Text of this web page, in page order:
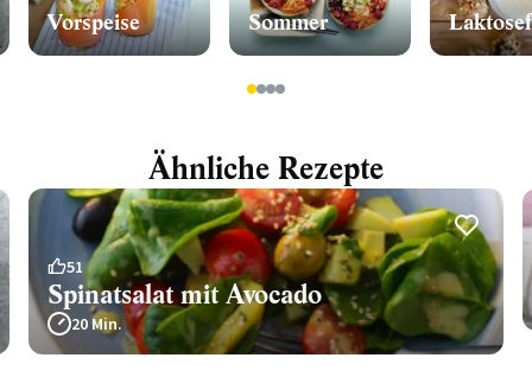
Vorspeise Sommer
1234
Ähnliche Rezepte
51
Spinatsalat mit Avocado
20 Min.